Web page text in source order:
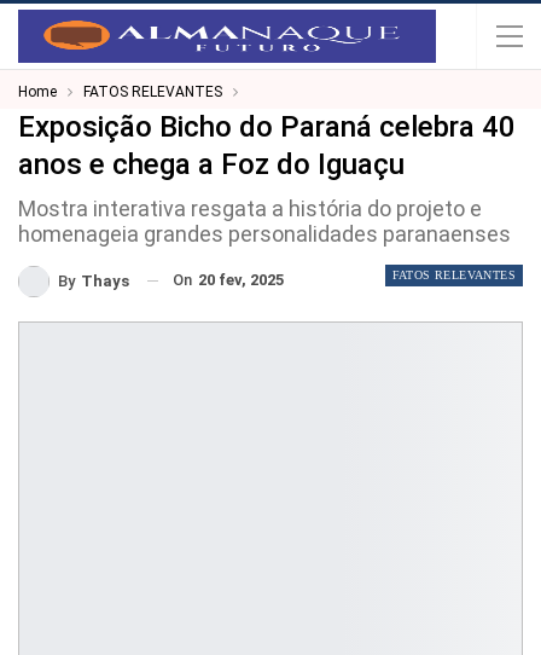
Home FATOS RELEVANTES
Exposição Bicho do Paraná celebra 40
anos e chega a Foz do Iguaçu
Mostra interativa resgata a história do projeto e
homenageia grandes personalidades paranaenses
FATOS RELEVANTES
By Thays On 20 fev, 2025